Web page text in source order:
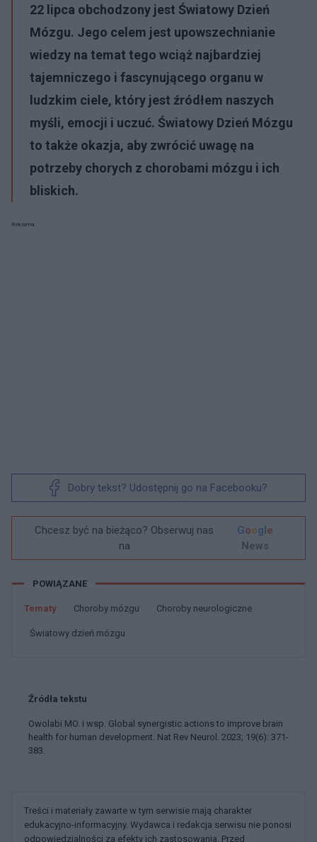
22 lipca obchodzony jest Światowy Dzień
Mózgu. Jego celem jest upowszechnianie
wiedzy na temat tego wciąż najbardziej
tajemniczego i fascynującego organu w
ludzkim ciele, który jest źródłem naszych
myśli, emocji i uczuć. Światowy Dzień Mózgu
to także okazja, aby zwrócić uwagę na
potrzeby chorych z chorobami mózgu i ich
bliskich.
Reklama:
Dobry tekst? Udostępnij go na Facebooku?
Chcesz być na bieżąco? Obserwuj nas
na
Google
News
POWIĄZANE
Tematy Choroby mózgu Choroby neurologiczne
światowy dzień mózgu
Źródła tekstu
Owolabi MO. i wsp. Global synergistic actions to improve brain
health for human development. Nat Rev Neurol. 2023; 19(6): 371-
383.
Treści i materiały zawarte w tym serwisie mają charakter
edukacyjno-informacyjny. Wydawca i redakcja serwisu nie ponosi
odpowiedzialności za efekty ich zastosowania. Przed